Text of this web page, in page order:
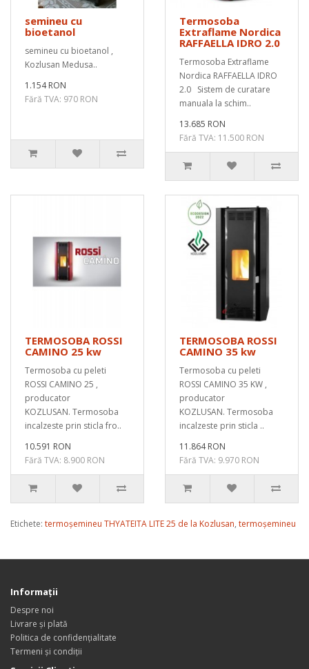
semineu cu
bioetanol
semineu cu bioetanol ,
Kozlusan Medusa..
1.154 RON
Fără TVA: 970 RON
Termosoba
Extraflame Nordica
RAFFAELLA IDRO 2.0
Termosoba Extraflame
Nordica RAFFAELLA IDRO
2.0 Sistem de curatare
manuala la schim..
13.685 RON
Fără TVA: 11.500 RON
TERMOSOBA ROSSI
CAMINO 25 kw
Termosoba cu peleti
ROSSI CAMINO 25 ,
producator
KOZLUSAN. Termosoba
incalzeste prin sticla fro..
10.591 RON
Fără TVA: 8.900 RON
TERMOSOBA ROSSI
CAMINO 35 kw
Termosoba cu peleti
ROSSI CAMINO 35 KW ,
producator
KOZLUSAN. Termosoba
incalzeste prin sticla ..
11.864 RON
Fără TVA: 9.970 RON
Etichete: termoșemineu THYATEITA LITE 25 de la Kozlusan, termoșemineu
Informaţii
Despre noi
Livrare și plată
Politica de confidențialitate
Termeni și condiții